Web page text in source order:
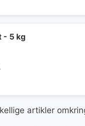
- 5 kg
artikler